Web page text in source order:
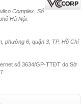
Complex, Số
Hà Nội.
phường 6, quận 3, TP. Hồ Chí
số 3634/GP-TTĐT do Sở